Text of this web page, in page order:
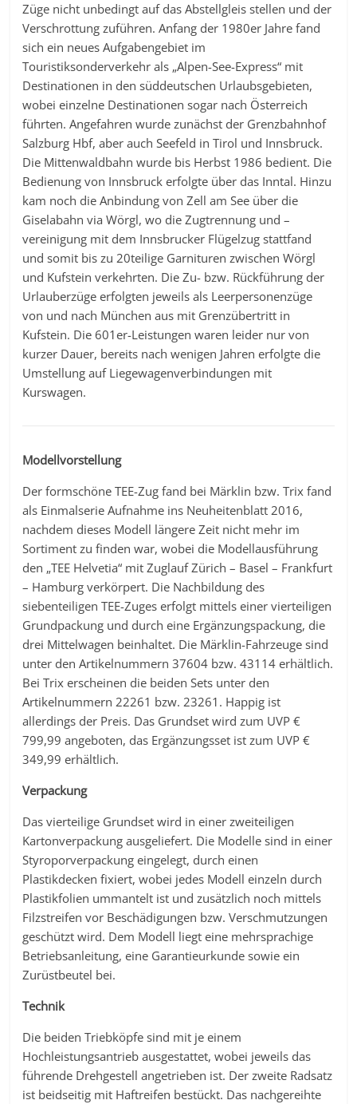
Züge nicht unbedingt auf das Abstellgleis stellen und der
Verschrottung zuführen. Anfang der 1980er Jahre fand
sich ein neues Aufgabengebiet im
Touristiksonderverkehr als „Alpen-See-Express“ mit
Destinationen in den süddeutschen Urlaubsgebieten,
wobei einzelne Destinationen sogar nach Österreich
führten. Angefahren wurde zunächst der Grenzbahnhof
Salzburg Hbf, aber auch Seefeld in Tirol und Innsbruck.
Die Mittenwaldbahn wurde bis Herbst 1986 bedient. Die
Bedienung von Innsbruck erfolgte über das Inntal. Hinzu
kam noch die Anbindung von Zell am See über die
Giselabahn via Wörgl, wo die Zugtrennung und –
vereinigung mit dem Innsbrucker Flügelzug stattfand
und somit bis zu 20teilige Garnituren zwischen Wörgl
und Kufstein verkehrten. Die Zu- bzw. Rückführung der
Urlauberzüge erfolgten jeweils als Leerpersonenzüge
von und nach München aus mit Grenzübertritt in
Kufstein. Die 601er-Leistungen waren leider nur von
kurzer Dauer, bereits nach wenigen Jahren erfolgte die
Umstellung auf Liegewagenverbindungen mit
Kurswagen.
Modellvorstellung
Der formschöne TEE-Zug fand bei Märklin bzw. Trix fand
als Einmalserie Aufnahme ins Neuheitenblatt 2016,
nachdem dieses Modell längere Zeit nicht mehr im
Sortiment zu finden war, wobei die Modellausführung
den „TEE Helvetia“ mit Zuglauf Zürich – Basel – Frankfurt
– Hamburg verkörpert. Die Nachbildung des
siebenteiligen TEE-Zuges erfolgt mittels einer vierteiligen
Grundpackung und durch eine Ergänzungspackung, die
drei Mittelwagen beinhaltet. Die Märklin-Fahrzeuge sind
unter den Artikelnummern 37604 bzw. 43114 erhältlich.
Bei Trix erscheinen die beiden Sets unter den
Artikelnummern 22261 bzw. 23261. Happig ist
allerdings der Preis. Das Grundset wird zum UVP €
799,99 angeboten, das Ergänzungsset ist zum UVP €
349,99 erhältlich.
Verpackung
Das vierteilige Grundset wird in einer zweiteiligen
Kartonverpackung ausgeliefert. Die Modelle sind in einer
Styroporverpackung eingelegt, durch einen
Plastikdecken fixiert, wobei jedes Modell einzeln durch
Plastikfolien ummantelt ist und zusätzlich noch mittels
Filzstreifen vor Beschädigungen bzw. Verschmutzungen
geschützt wird. Dem Modell liegt eine mehrsprachige
Betriebsanleitung, eine Garantieurkunde sowie ein
Zurüstbeutel bei.
Technik
Die beiden Triebköpfe sind mit je einem
Hochleistungsantrieb ausgestattet, wobei jeweils das
führende Drehgestell angetrieben ist. Der zweite Radsatz
ist beidseitig mit Haftreifen bestückt. Das nachgereihte